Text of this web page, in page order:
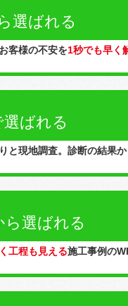
選ばれる
客様の不安を1秒でも早く
選ばれる
と現地調査。診断の結果
ら選ばれる
工程も見える施工事例の